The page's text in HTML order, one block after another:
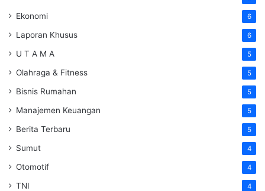
Ekonomi 6
Laporan Khusus 6
U T A M A 5
Olahraga & Fitness 5
Bisnis Rumahan 5
Manajemen Keuangan 5
Berita Terbaru 5
Sumut 4
Otomotif 4
TNI 4